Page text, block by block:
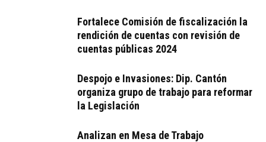
Fortalece Comisión de fiscalización la
rendición de cuentas con revisión de
cuentas públicas 2024
Despojo e Invasiones: Dip. Cantón
organiza grupo de trabajo para reformar
la Legislación
Analizan en Mesa de Trabajo